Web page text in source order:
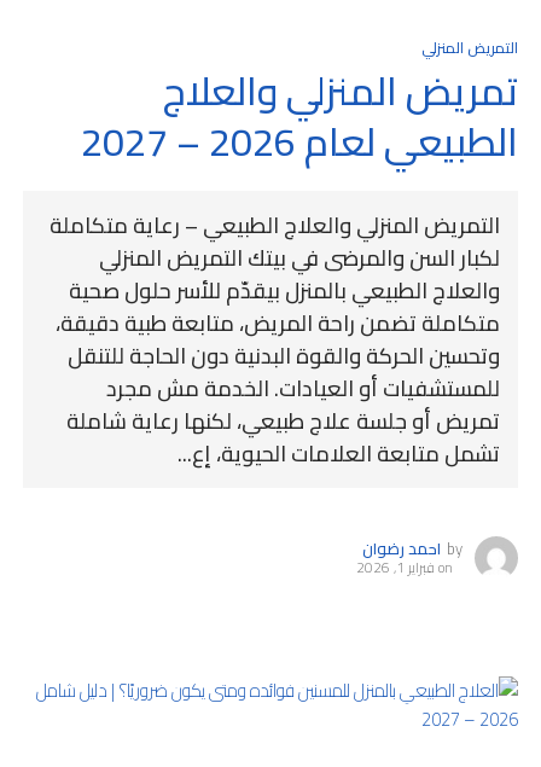
التمريض المنزلي
تمريض المنزلي والعلاج
الطبيعي لعام 2026 – 2027
التمريض المنزلي والعلاج الطبيعي – رعاية متكاملة
لكبار السن والمرضى في بيتك التمريض المنزلي
والعلاج الطبيعي بالمنزل بيقدّم للأسر حلول صحية
متكاملة تضمن راحة المريض، متابعة طبية دقيقة،
وتحسين الحركة والقوة البدنية دون الحاجة للتنقل
للمستشفيات أو العيادات. الخدمة مش مجرد
تمريض أو جلسة علاج طبيعي، لكنها رعاية شاملة
تشمل متابعة العلامات الحيوية، إع...
by احمد رضوان
onفبراير 1, 2026